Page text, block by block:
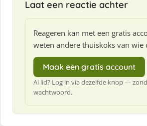
Laat een reactie achter
Reageren kan met een gratis
weten andere thuiskoks van wie
Maak een gratis account
Al lid? Log in via dezelfde knop —
wachtwoord.